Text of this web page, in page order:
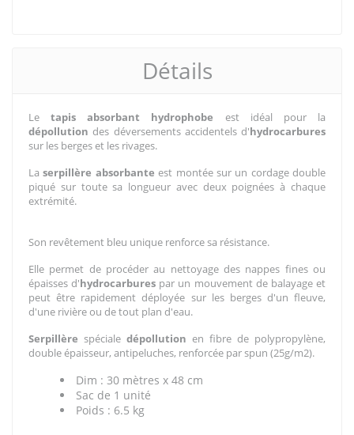
Détails
Letapis absorbant hydrophobe est idéal pour la
dépollutiondes déversements accidentels d'hydrocarbures
sur les berges et les rivages.
Laserpillère absorbanteest montée sur un cordage double
piqué sur toute sa longueur avec deux poignées à chaque
extrémité.
Son revêtement bleu unique renforce sa résistance.
Elle permet de procéder au nettoyage des nappes fines ou
épaisses d'hydrocarbures par un mouvement de balayage et
peut être rapidement déployée sur les berges d'un fleuve,
d'une rivière ou de tout plan d'eau.
Serpillère spéciale dépollution en fibre de polypropylène,
double épaisseur, antipeluches, renforcée par spun (25g/m2).
Dim : 30 mètres x 48 cm
Sac de 1 unité
Poids : 6.5 kg